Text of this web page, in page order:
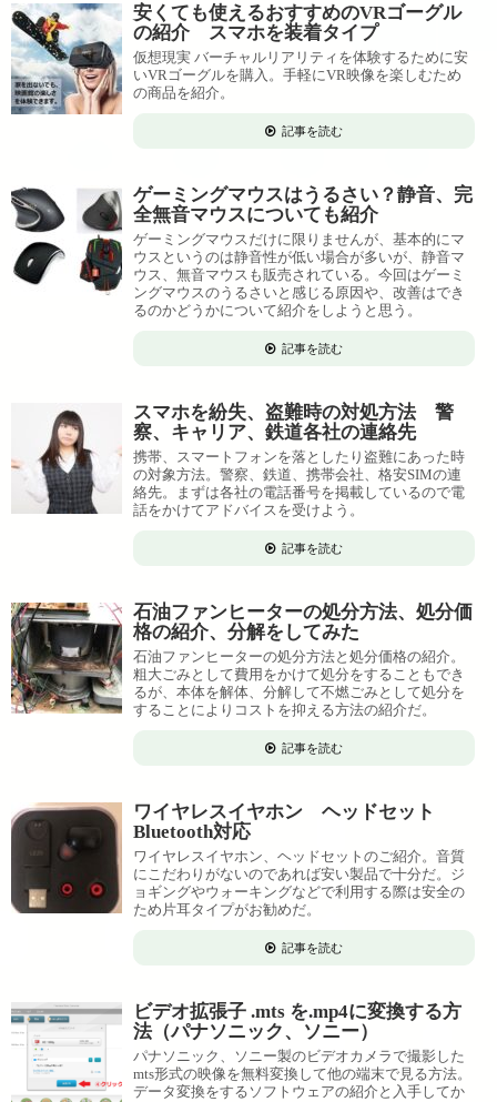
安くても使えるおすすめのVRゴーグル
の紹介 スマホを装着タイプ
仮想現実 バーチャルリアリティを体験するために安
いVRゴーグルを購入。手軽にVR映像を楽しむため
の商品を紹介。
記事を読む
ゲーミングマウスはうるさい？静音、完
全無音マウスについても紹介
ゲーミングマウスだけに限りませんが、基本的にマ
ウスというのは静音性が低い場合が多いが、静音マ
ウス、無音マウスも販売されている。今回はゲーミ
ングマウスのうるさいと感じる原因や、改善はでき
るのかどうかについて紹介をしようと思う。
記事を読む
スマホを紛失、盗難時の対処方法 警
察、キャリア、鉄道各社の連絡先
携帯、スマートフォンを落としたり盗難にあった時
の対象方法。警察、鉄道、携帯会社、格安SIMの連
絡先。まずは各社の電話番号を掲載しているので電
話をかけてアドバイスを受けよう。
記事を読む
石油ファンヒーターの処分方法、処分価
格の紹介、分解をしてみた
石油ファンヒーターの処分方法と処分価格の紹介。
粗大ごみとして費用をかけて処分をすることもでき
るが、本体を解体、分解して不燃ごみとして処分を
することによりコストを抑える方法の紹介だ。
記事を読む
ワイヤレスイヤホン ヘッドセット
Bluetooth対応
ワイヤレスイヤホン、ヘッドセットのご紹介。音質
にこだわりがないのであれば安い製品で十分だ。ジ
ョギングやウォーキングなどで利用する際は安全の
ため片耳タイプがお勧めだ。
記事を読む
ビデオ拡張子 .mts を.mp4に変換する方
法（パナソニック、ソニー）
パナソニック、ソニー製のビデオカメラで撮影した
mts形式の映像を無料変換して他の端末で見る方法。
データ変換をするソフトウェアの紹介と入手してか